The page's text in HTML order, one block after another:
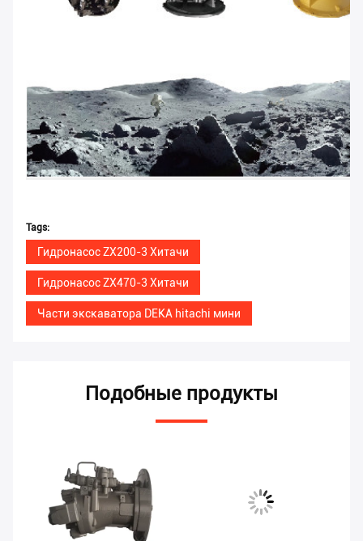
Tags:
Гидронасос ZX200-3 Хитачи
Гидронасос ZX470-3 Хитачи
Части экскаватора DEKA hitachi мини
Подобные продукты